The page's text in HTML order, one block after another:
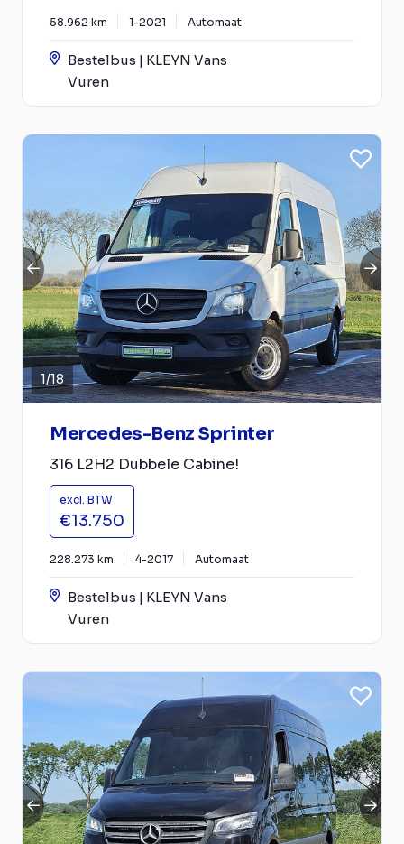
58.962 km 1-2021 Automaat
Bestelbus | KLEYN Vans
Vuren
1/18
Mercedes-Benz Sprinter
316 L2H2 Dubbele Cabine!
excl. BTW
€13.750
228.273 km 4-2017 Automaat
Bestelbus | KLEYN Vans
Vuren